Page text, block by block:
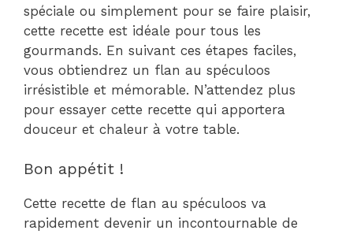
spéciale ou simplement pour se faire plaisir,
cette recette est idéale pour tous les
gourmands. En suivant ces étapes faciles,
vous obtiendrez un flan au spéculoos
irrésistible et mémorable. N’attendez plus
pour essayer cette recette qui apportera
douceur et chaleur à votre table.
Bon appétit !
Cette recette de flan au spéculoos va
rapidement devenir un incontournable de